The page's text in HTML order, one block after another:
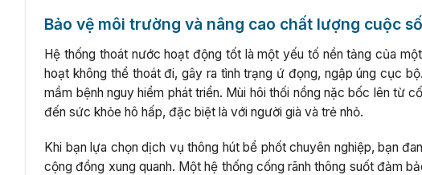
Bảo vệ môi trường và nâng cao chất lượng cuộc
Hệ thống thoát nước hoạt động tốt là một yếu tố nền tảng của
hoạt không thể thoát đi, gây ra tình trạng ứ đọng, ngập úng cục
mầm bệnh nguy hiểm phát triển. Mùi hôi thối nồng nặc bốc lên từ
đến sức khỏe hô hấp, đặc biệt là với người già và trẻ nhỏ.
Khi bạn lựa chọn dịch vụ thông hút bể phốt chuyên nghiệp, bạn
cộng đồng xung quanh. Một hệ thống cống rãnh thông suốt đảm